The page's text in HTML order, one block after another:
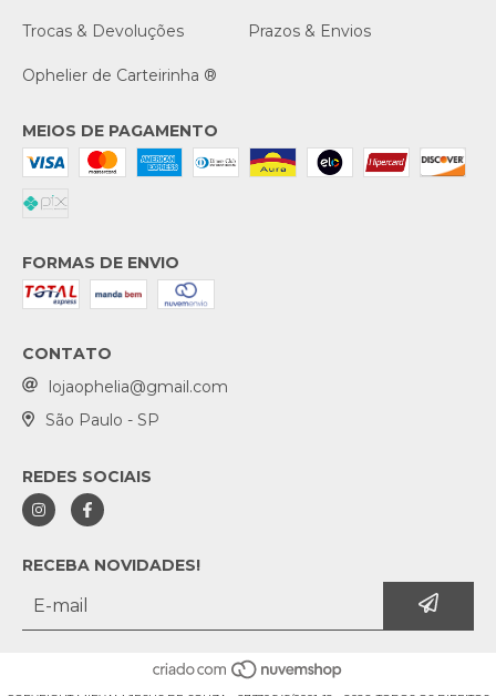
Trocas & Devoluções Prazos & Envios
Ophelier de Carteirinha ®
MEIOS DE PAGAMENTO
FORMAS DE ENVIO
CONTATO
lojaophelia@gmail.com
São Paulo - SP
REDES SOCIAIS
RECEBA NOVIDADES!